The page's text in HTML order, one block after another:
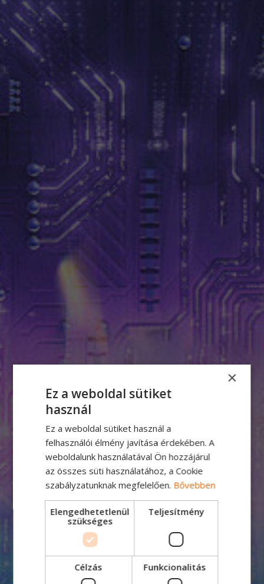
×
Ez a weboldal sütiket
használ
Ez a weboldal sütiket használ a
felhasználói élmény javítása érdekében. A
weboldalunk használatával Ön hozzájárul
az összes süti használatához, a Cookie
szabályzatunknak megfelelően. Bővebben
Elengedhetetlenül
szükséges
Teljesítmény
Célzás Funkcionalitás